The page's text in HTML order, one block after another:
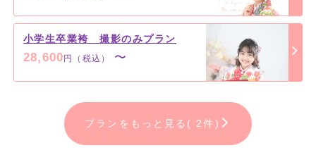
小学生卒業袴 撮影のみプラン
28,600円（税込） 〜
プランをもっと見る( 2件)